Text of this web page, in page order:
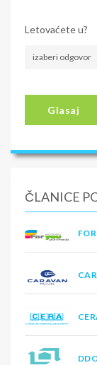
Letovaćete u?
izaberi odgovor
Glasaj
ČLANICE